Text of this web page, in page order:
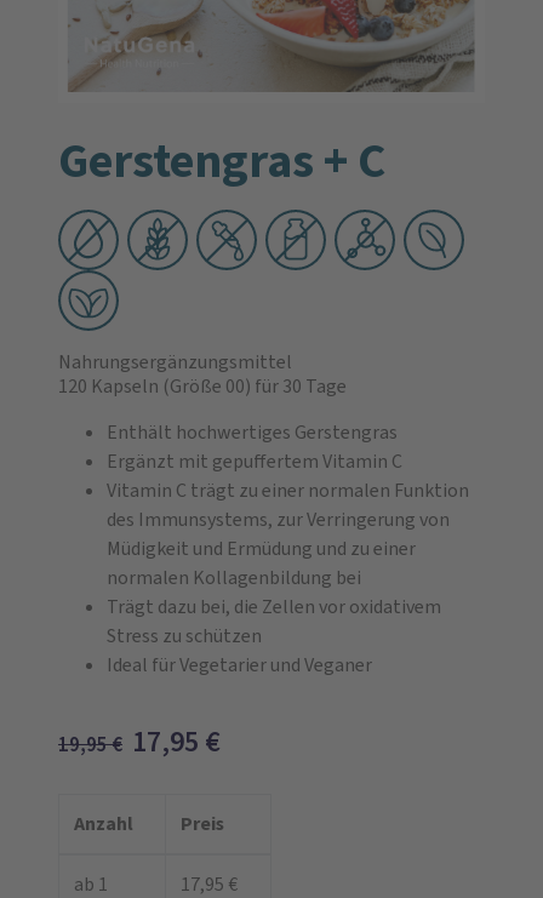
Gerstengras + C
Nahrungsergänzungsmittel
120 Kapseln (Größe 00) für 30 Tage
Enthält hochwertiges Gerstengras
Ergänzt mit gepuffertem Vitamin C
Vitamin C trägt zu einer normalen Funktion
des Immunsystems, zur Verringerung von
Müdigkeit und Ermüdung und zu einer
normalen Kollagenbildung bei
Trägt dazu bei, die Zellen vor oxidativem
Stress zu schützen
​Ideal für Vegetarier und Veganer
19,95€ 17,95 €
Anzahl Preis
ab 1 17,95 €